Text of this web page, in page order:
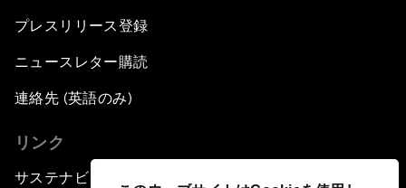
プレスリリース登録
ニュースレター購読
連絡先 (英語のみ)
リンク
サステナビリティへの取り組み